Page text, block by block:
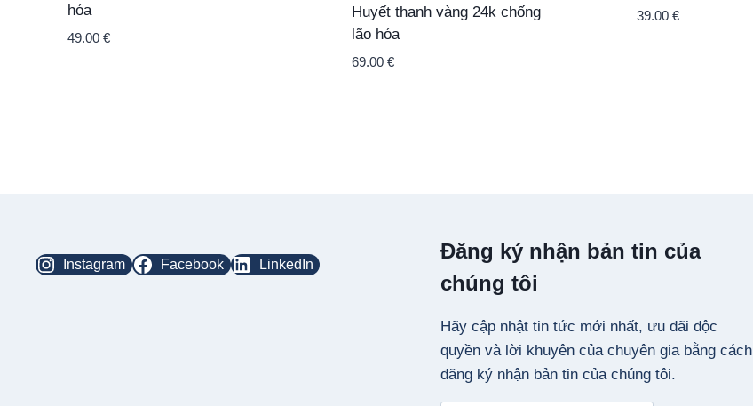
hóa
49.00 €
Huyết thanh vàng 24k chống
lão hóa
69.00 €
39.00 €
Instagram Facebook LinkedIn
Đăng ký nhận bản tin của
chúng tôi
Hãy cập nhật tin tức mới nhất, ưu đãi độc
quyền và lời khuyên của chuyên gia bằng cách
đăng ký nhận bản tin của chúng tôi.